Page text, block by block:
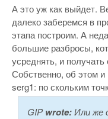
А это уж как выйдет.
далеко заберемся в
этапа построим. А
большие разбросы,
усреднять, и
Собственно, об этом
serg1: по скольким
GIPwrote:Или же